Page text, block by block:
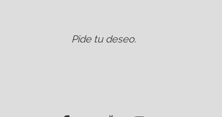
Pide tu deseo.